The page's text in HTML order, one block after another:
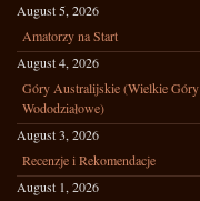
August 5, 2026
Amatorzy na Start
August 4, 2026
Góry Australijskie (Wielkie Góry
Wododziałowe)
August 3, 2026
Recenzje i Rekomendacje
August 1, 2026